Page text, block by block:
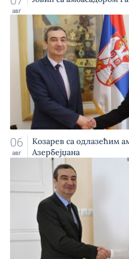
авг
06
авг
Козарев са одлазећим
Азербејџана